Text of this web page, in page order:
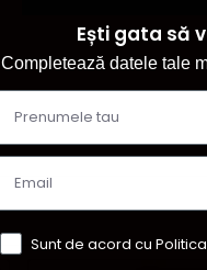
Ești gata să
Completează datele tale
Sunt de acord cu